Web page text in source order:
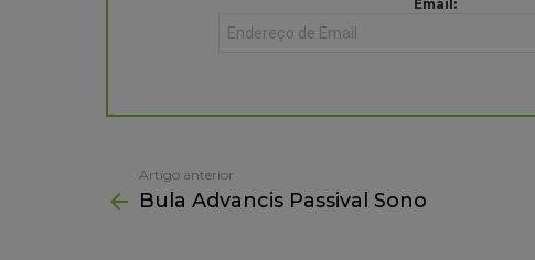
Email:
more
Artigo anterior
Bula Advancis Passival Sono